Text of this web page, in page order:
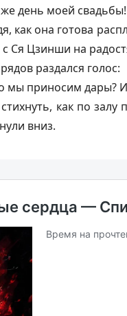
день моей
как она готова
Ся Цзинши на
раздался голос:
мы приносим дары?
как по
вниз.